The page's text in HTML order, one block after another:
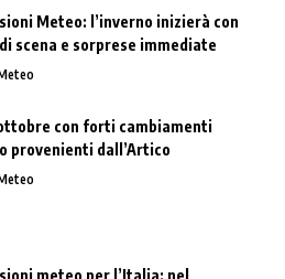
Meteo: l’inverno inizierà con
scena e sorprese immediate
con forti cambiamenti
provenienti dall’Artico
meteo per l’Italia: nel